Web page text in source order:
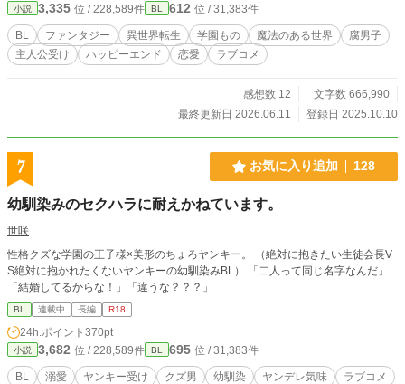
小説 3,335 位 / 228,589件 BL 612 位 / 31,383件
BL ファンタジー 異世界転生 学園もの 魔法のある世界
腐男子
主人公受け
ハッピーエンド 恋愛 ラブコメ
感想数 12
文字数 666,990
最終更新日 2026.06.11
登録日 2025.10.10
7 お気に入り追加 128
幼馴染みのセクハラに耐えかねています。
世咲
性格クズな学園の王子様×美形のちょろヤンキー。 （絶対に抱きたい生徒会長V
S絶対に抱かれたくないヤンキーの幼馴染みBL） 「二人って同じ名字なんだ」
「結婚してるからな！」「違うな？？？」
BL 連載中 長編 R18
24h.ポイント 370pt
小説 3,682 位 / 228,589件 BL 695 位 / 31,383件
BL 溺愛 ヤンキー受け クズ男 幼馴染 ヤンデレ気味 ラブコメ